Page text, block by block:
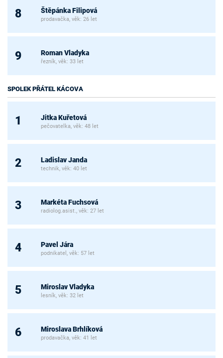
8 Štěpánka Filipová
prodavačka, věk: 26 let
9 Roman Vladyka
řezník, věk: 33 let
SPOLEK PŘÁTEL KÁCOVA
1 Jitka Kuřetová
pečovatelka, věk: 48 let
2 Ladislav Janda
technik, věk: 40 let
3 Markéta Fuchsová
radiolog.asist., věk: 27 let
4 Pavel Jára
podnikatel, věk: 57 let
5 Miroslav Vladyka
lesník, věk: 32 let
6 Miroslava Brhlíková
prodavačka, věk: 41 let